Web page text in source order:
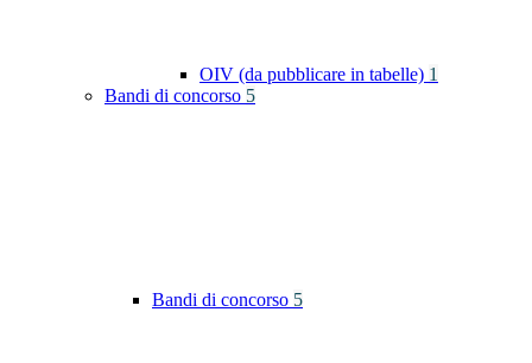
OIV (da pubblicare in tabelle) 1
Bandi di concorso 5
Bandi di concorso 5